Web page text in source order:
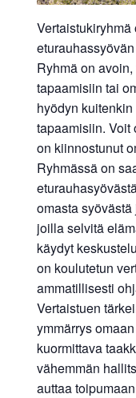
Ryhmä on
tapaamisiin tai
hyödyn
tapaamisiin. Voit
on kiinnostunut
Ryhmässä on
omasta
joilla selvitä
käydyt
on koulutetun
ammatillisesti
Vertaistuen
ymmärrys
kuormittava
vähemmän
auttaa